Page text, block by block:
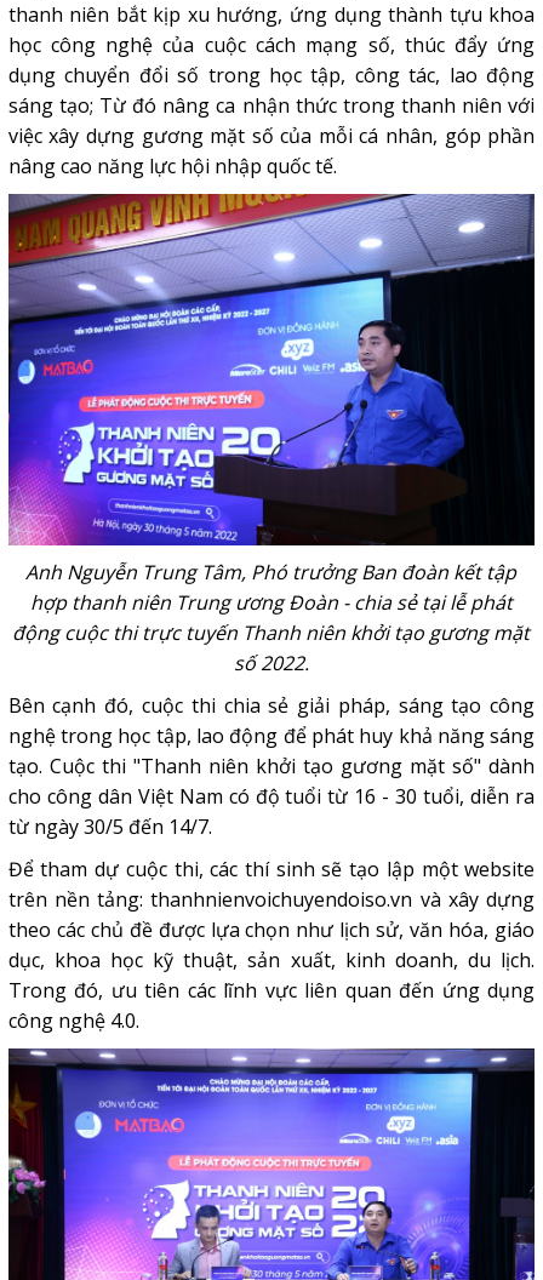
thanh niên bắt kịp xu hướng, ứng dụng thành tựu khoa
học công nghệ của cuộc cách mạng số, thúc đẩy ứng
dụng chuyển đổi số trong học tập, công tác, lao động
sáng tạo; Từ đó nâng ca nhận thức trong thanh niên với
việc xây dựng gương mặt số của mỗi cá nhân, góp phần
nâng cao năng lực hội nhập quốc tế.
Anh Nguyễn Trung Tâm, Phó trưởng Ban đoàn kết tập
hợp thanh niên Trung ương Đoàn - chia sẻ tại lễ phát
động cuộc thi trực tuyến Thanh niên khởi tạo gương mặt
số 2022.
Bên cạnh đó, cuộc thi chia sẻ giải pháp, sáng tạo công
nghệ trong học tập, lao động để phát huy khả năng sáng
tạo. Cuộc thi "Thanh niên khởi tạo gương mặt số" dành
cho công dân Việt Nam có độ tuổi từ 16 - 30 tuổi, diễn ra
từ ngày 30/5 đến 14/7.
Để tham dự cuộc thi, các thí sinh sẽ tạo lập một website
trên nền tảng: thanhnienvoichuyendoiso.vn và xây dựng
theo các chủ đề được lựa chọn như lịch sử, văn hóa, giáo
dục, khoa học kỹ thuật, sản xuất, kinh doanh, du lịch.
Trong đó, ưu tiên các lĩnh vực liên quan đến ứng dụng
công nghệ 4.0.